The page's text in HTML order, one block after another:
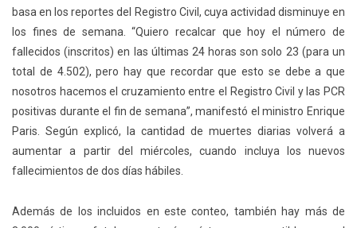
basa en los reportes del Registro Civil, cuya actividad disminuye en
los fines de semana. “Quiero recalcar que hoy el número de
fallecidos (inscritos) en las últimas 24 horas son solo 23 (para un
total de 4.502), pero hay que recordar que esto se debe a que
nosotros hacemos el cruzamiento entre el Registro Civil y las PCR
positivas durante el fin de semana”, manifestó el ministro Enrique
Paris. Según explicó, la cantidad de muertes diarias volverá a
aumentar a partir del miércoles, cuando incluya los nuevos
fallecimientos de dos días hábiles.
Además de los incluidos en este conteo, también hay más de